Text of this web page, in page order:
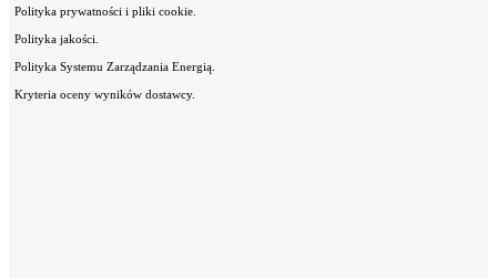
Polityka prywatności i pliki cookie.
Polityka jakości.
Polityka Systemu Zarządzania Energią.
Kryteria oceny wyników dostawcy.